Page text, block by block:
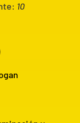
10